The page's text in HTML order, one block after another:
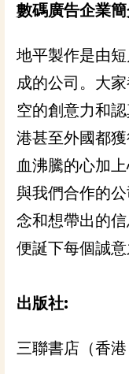
數碼廣告企業
地平製作是由
成的公司。大
空的創意力和
港甚至外國都
血沸騰的心加
與我們合作的
念和想帶出的
便誕下每個誠意
出版社:
三聯書店（香